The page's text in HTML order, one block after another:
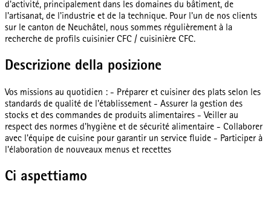
d'activité, principalement dans les domaines du bâtiment, de
l'artisanat, de l'industrie et de la technique. Pour l'un de nos clients
sur le canton de Neuchâtel, nous sommes régulièrement à la
recherche de profils cuisinier CFC / cuisinière CFC.
Descrizione della posizione
Vos missions au quotidien : - Préparer et cuisiner des plats selon les
standards de qualité de l'établissement - Assurer la gestion des
stocks et des commandes de produits alimentaires - Veiller au
respect des normes d'hygiène et de sécurité alimentaire - Collaborer
avec l'équipe de cuisine pour garantir un service fluide - Participer à
l'élaboration de nouveaux menus et recettes
Ci aspettiamo